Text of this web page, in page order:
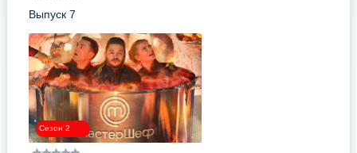
Выпуск 7
Сезон 2